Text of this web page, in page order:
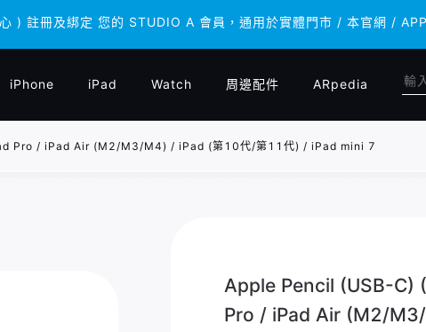
) 註冊及綁定 您的 STUDIO A 會員，通用於實體門市 / 本官網 / APP
) 註冊及綁定 您的 STUDIO A 會員，通用於實體門市 / 本官網 / APP
iPhone iPad Watch 周邊配件 ARpedia
Pro / iPad Air (M2/M3/M4) / iPad (第10代/第11代) / iPad mini 7
Apple Pencil (USB-C)
Pro / iPad Air (M2/